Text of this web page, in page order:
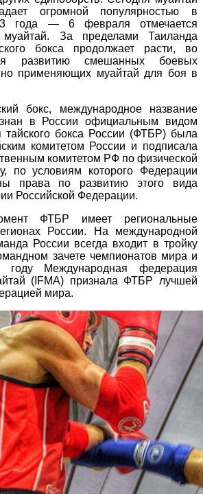
огромной популярностью в
года — 6 февраля отмечается
За пределами Таиланда
бокса продолжает расти, во
развитию смешанных боевых
применяющих муайтай для боя в
бокс, международное название
в России официальным видом
тайского бокса России (ФТБР) была
комитетом России и подписала
комитетом РФ по физической
по условиям которого Федерации
права по развитию этого вида
Российской Федерации.
ФТБР имеет региональные
России. На международной
России всегда входит в тройку
зачете чемпионатов мира и
Международная федерация
(IFMA) признала ФТБР лучшей
мира.